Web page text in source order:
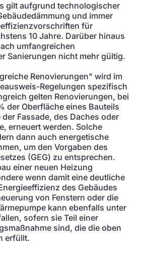
gilt aufgrund technologischer
und immer
für
10 Jahre. Darüber hinaus
umfangreichen
Sanierungen nicht mehr gültig.
Renovierungen" wird im
Regelungen spezifisch
gelten Renovierungen, bei
der Oberfläche eines Bauteils
Fassade, des Daches oder
erneuert werden. Solche
dann auch energetische
um den Vorgaben des
(GEG) zu entsprechen.
einer neuen Heizung
wenn damit eine deutliche
des Gebäudes
von Fenstern oder die
kann ebenfalls unter
sofern sie Teil einer
sind, die die oben
erfüllt.